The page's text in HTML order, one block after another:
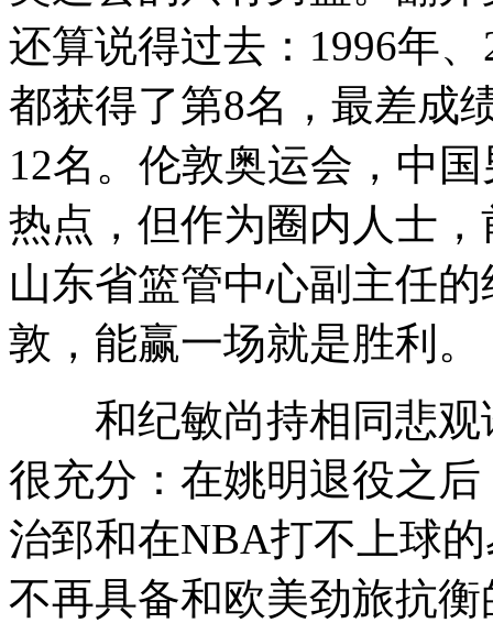
还算说得过去：1996年
都获得了第8名，最差成
12名。伦敦奥运会，中
热点，但作为圈内人士
山东省篮管中心副主任
敦，能赢一场就是胜利。
和纪敏尚持相同悲观
很充分：在姚明退役之
治郅和在NBA打不上球
不再具备和欧美劲旅抗